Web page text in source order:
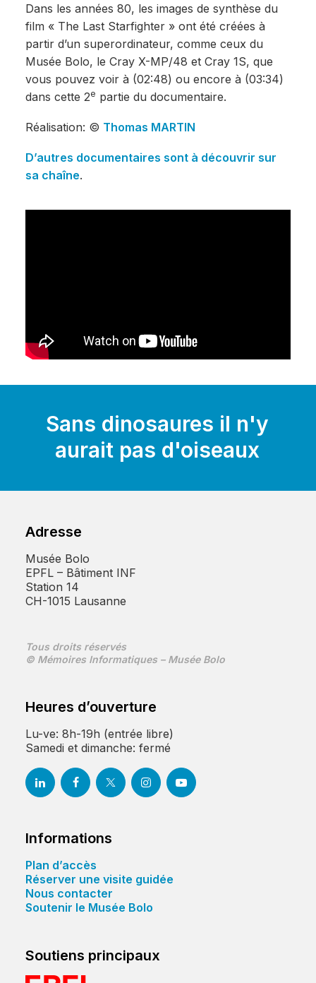
Dans les années 80, les images de synthèse du
film « The Last Starfighter » ont été créées à
partir d’un superordinateur, comme ceux du
Musée Bolo, le Cray X-MP/48 et Cray 1S, que
vous pouvez voir à (02:48) ou encore à (03:34)
dans cette 2e partie du documentaire.
Réalisation: © Thomas MARTIN
D’autres documentaires sont à découvrir sur
sa chaîne.
Sans dinosaures il n'y
aurait pas d'oiseaux
Adresse
Musée Bolo
EPFL – Bâtiment INF
Station 14
CH-1015 Lausanne
Tous droits réservés
© Mémoires Informatiques – Musée Bolo
Heures d’ouverture
Lu-ve: 8h-19h (entrée libre)
Samedi et dimanche: fermé
Informations
Plan d’accès
Réserver une visite guidée
Nous contacter
Soutenir le Musée Bolo
Soutiens principaux